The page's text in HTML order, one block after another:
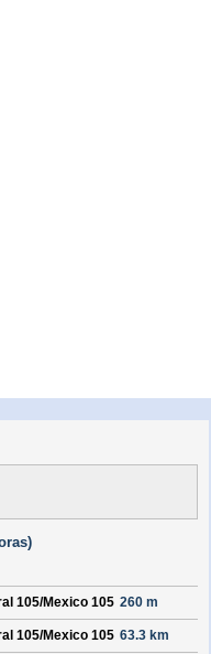
105/Mexico 105 260 m
105/Mexico 105 63.3 km